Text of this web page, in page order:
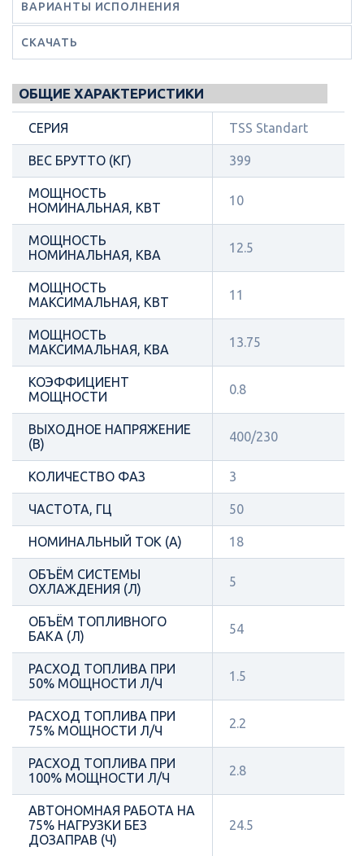
ВАРИАНТЫ ИСПОЛНЕНИЯ
СКАЧАТЬ
ОБЩИЕ ХАРАКТЕРИСТИКИ
СЕРИЯ TSS Standart
ВЕС БРУТТО (КГ) 399
МОЩНОСТЬ
НОМИНАЛЬНАЯ, КВТ
10
МОЩНОСТЬ
НОМИНАЛЬНАЯ, КВА
12.5
МОЩНОСТЬ
МАКСИМАЛЬНАЯ, КВТ
11
МОЩНОСТЬ
МАКСИМАЛЬНАЯ, КВА
13.75
КОЭФФИЦИЕНТ
МОЩНОСТИ
0.8
ВЫХОДНОЕ НАПРЯЖЕНИЕ
(В)
400/230
КОЛИЧЕСТВО ФАЗ 3
ЧАСТОТА, ГЦ 50
НОМИНАЛЬНЫЙ ТОК (А) 18
ОБЪЁМ СИСТЕМЫ
ОХЛАЖДЕНИЯ (Л)
5
ОБЪЁМ ТОПЛИВНОГО
БАКА (Л)
54
РАСХОД ТОПЛИВА ПРИ
50% МОЩНОСТИ Л/Ч
1.5
РАСХОД ТОПЛИВА ПРИ
75% МОЩНОСТИ Л/Ч
2.2
РАСХОД ТОПЛИВА ПРИ
100% МОЩНОСТИ Л/Ч
2.8
АВТОНОМНАЯ РАБОТА НА
75% НАГРУЗКИ БЕЗ
ДОЗАПРАВ (Ч)
24.5